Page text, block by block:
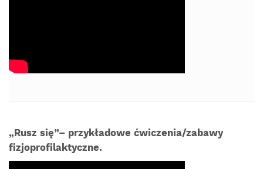
„Rusz się”– przykładowe ćwiczenia/zabawy
fizjoprofilaktyczne.